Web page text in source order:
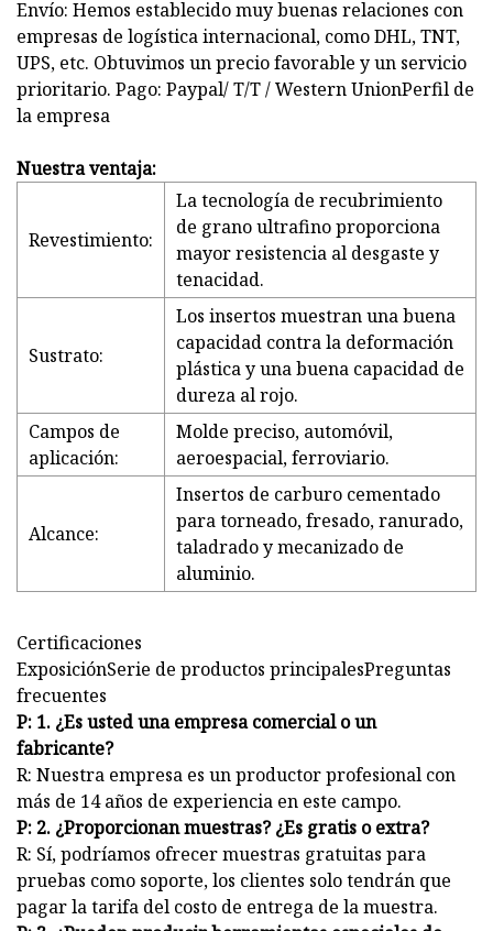
Envío: Hemos establecido muy buenas relaciones con
empresas de logística internacional, como DHL, TNT,
UPS, etc. Obtuvimos un precio favorable y un servicio
prioritario. Pago: Paypal/ T/T / Western UnionPerfil de
la empresa
Nuestra ventaja:
Revestimiento:
La tecnología de recubrimiento
de grano ultrafino proporciona
mayor resistencia al desgaste y
tenacidad.
Sustrato:
Los insertos muestran una buena
capacidad contra la deformación
plástica y una buena capacidad de
dureza al rojo.
Campos de
aplicación:
Molde preciso, automóvil,
aeroespacial, ferroviario.
Alcance:
Insertos de carburo cementado
para torneado, fresado, ranurado,
taladrado y mecanizado de
aluminio.
Certificaciones
ExposiciónSerie de productos principalesPreguntas
frecuentes
P: 1. ¿Es usted una empresa comercial o un
fabricante?
R: Nuestra empresa es un productor profesional con
más de 14 años de experiencia en este campo.
P: 2. ¿Proporcionan muestras? ¿Es gratis o extra?
R: Sí, podríamos ofrecer muestras gratuitas para
pruebas como soporte, los clientes solo tendrán que
pagar la tarifa del costo de entrega de la muestra.